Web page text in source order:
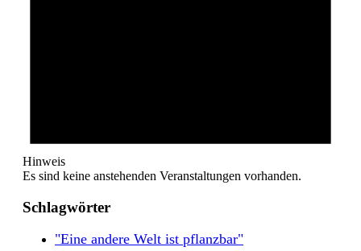
Hinweis
Es sind keine anstehenden Veranstaltungen vorhanden.
Schlagwörter
"Eine andere Welt ist pflanzbar"